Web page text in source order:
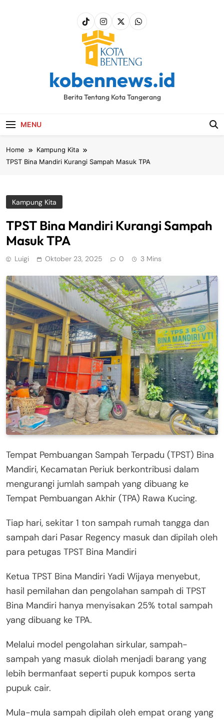
kobennews.id
Berita Tentang Kota Tangerang
MENU
Home
Kampung Kita
TPST Bina Mandiri Kurangi Sampah Masuk TPA
Kampung Kita
TPST Bina Mandiri Kurangi Sampah
Masuk TPA
Luigi Oktober 23, 2025 0 3 Mins
Tempat Pembuangan Sampah Terpadu (TPST) Bina
Mandiri, Kecamatan Periuk berkontribusi dalam
mengurangi jumlah sampah yang dibuang ke
Tempat Pembuangan Akhir (TPA) Rawa Kucing.
Tiap hari, sekitar 1 ton sampah rumah tangga dan
sampah dari Pasar Regency masuk dan dipilah oleh
para petugas TPST Bina Mandiri
Ketua TPST Bina Mandiri Yadi Wijaya menyebut,
hasil pemilahan dan pengolahan sampah di TPST
Bina Mandiri hanya menyisakan 25% total sampah
yang dibuang ke TPA.
Melalui model pengolahan sirkular, sampah-
sampah yang masuk diolah menjadi barang yang
lebih bermanfaat seperti pupuk kompos serta
pupuk cair.
Mula-mula sampah dipilah oleh empat orang yang